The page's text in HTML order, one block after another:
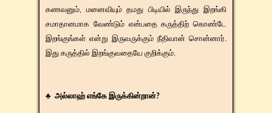
கணவனும், மனைவியும் தமது பிடியில் இருந்து இறங்கி
சமாதானமாக வேண்டும் என்பதை கருத்திற் கொண்டே
இறங்குங்கள் என்று இருவருக்கும் நீதிவான் சொன்னார்.
இது கருத்தில் இறங்குவதையே குறிக்கும்.
♣ அல்லாஹ் எங்கே இருக்கின்றான்?